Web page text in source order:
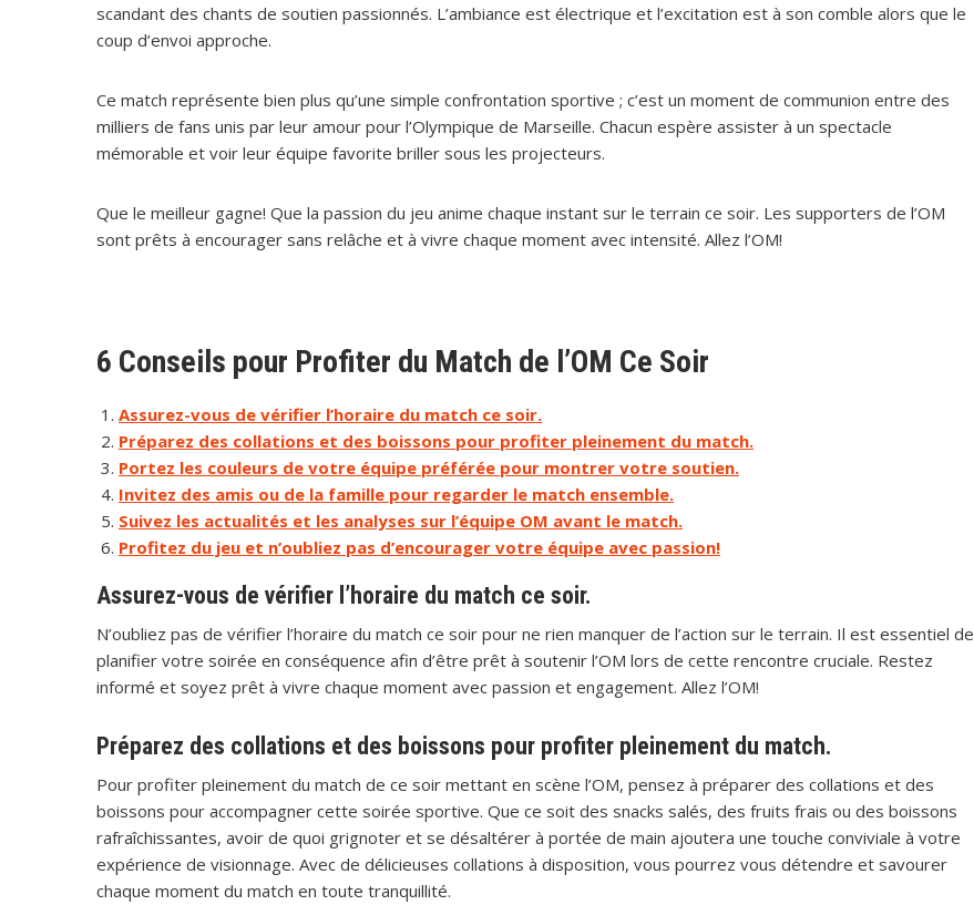
scandant des chants de soutien passionnés. L’ambiance est électrique et l’excitation est à son comble alors que le
coup d’envoi approche.
Ce match représente bien plus qu’une simple confrontation sportive ; c’est un moment de communion entre des
milliers de fans unis par leur amour pour l’Olympique de Marseille. Chacun espère assister à un spectacle
mémorable et voir leur équipe favorite briller sous les projecteurs.
Que le meilleur gagne! Que la passion du jeu anime chaque instant sur le terrain ce soir. Les supporters de l’OM
sont prêts à encourager sans relâche et à vivre chaque moment avec intensité. Allez l’OM!
6 Conseils pour Profiter du Match de l’OM Ce Soir
Assurez-vous de vérifier l’horaire du match ce soir.
Préparez des collations et des boissons pour profiter pleinement du match.
Portez les couleurs de votre équipe préférée pour montrer votre soutien.
Invitez des amis ou de la famille pour regarder le match ensemble.
Suivez les actualités et les analyses sur l’équipe OM avant le match.
Profitez du jeu et n’oubliez pas d’encourager votre équipe avec passion!
Assurez-vous de vérifier l’horaire du match ce soir.
N’oubliez pas de vérifier l’horaire du match ce soir pour ne rien manquer de l’action sur le terrain. Il est essentiel de
planifier votre soirée en conséquence afin d’être prêt à soutenir l’OM lors de cette rencontre cruciale. Restez
informé et soyez prêt à vivre chaque moment avec passion et engagement. Allez l’OM!
Préparez des collations et des boissons pour profiter pleinement du match.
Pour profiter pleinement du match de ce soir mettant en scène l’OM, pensez à préparer des collations et des
boissons pour accompagner cette soirée sportive. Que ce soit des snacks salés, des fruits frais ou des boissons
rafraîchissantes, avoir de quoi grignoter et se désaltérer à portée de main ajoutera une touche conviviale à votre
expérience de visionnage. Avec de délicieuses collations à disposition, vous pourrez vous détendre et savourer
chaque moment du match en toute tranquillité.